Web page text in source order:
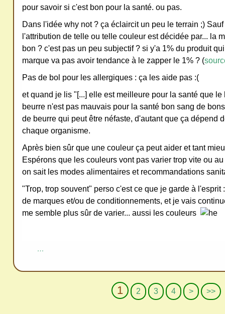
pour savoir si c'est bon pour la santé. ou pas.
Dans l'idée why not ? ça éclaircit un peu le terrain ;)
l'attribution de telle ou telle couleur est décidée par... la
bon ? c'est pas un peu subjectif ? si y'a 1% du produit
marque va pas avoir tendance à le zapper le 1% ? (
Pas de bol pour les allergiques : ça les aide pas :(
et quand je lis "[...] elle est meilleure pour la santé que
beurre n'est pas mauvais pour la santé bon sang de
de beurre qui peut être néfaste, d'autant que ça dépend
chaque organisme.
Après bien sûr que une couleur ça peut aider et tant
Espérons que les couleurs vont pas varier trop vite ou
on sait les modes alimentaires et recommandations
"Trop, trop souvent" perso c'est ce que je garde à l'esprit
de marques et/ou de conditionnements, et je vais
me semble plus sûr de varier... aussi les couleurs
…
1 2 3 4 > >>